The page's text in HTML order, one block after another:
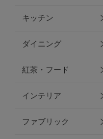
無重力シリーズ
トラベルグッズ
ランチ
バッグ
キッチン
ダイニング
紅茶・フード
インテリア
ファブリック